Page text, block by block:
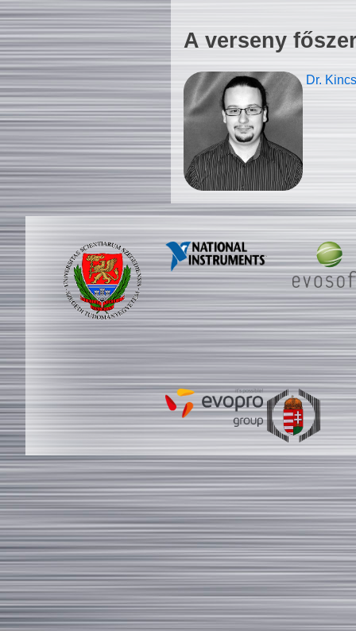
A verseny
Dr.